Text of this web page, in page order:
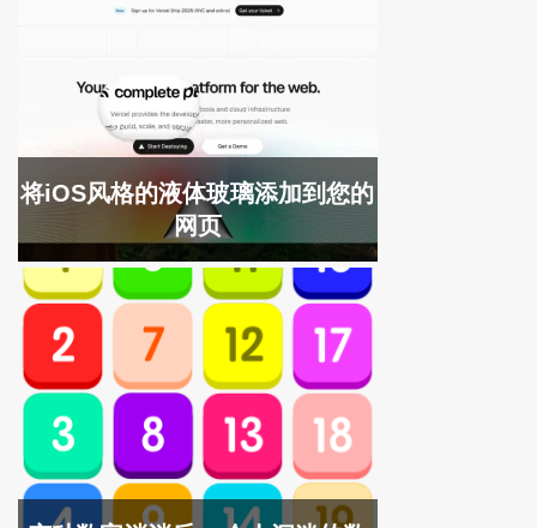
将iOS风格的液体玻璃添加到您的
网页